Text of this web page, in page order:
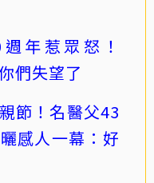
年惹眾怒！
們失望了
節！名醫父43
感人一幕：好